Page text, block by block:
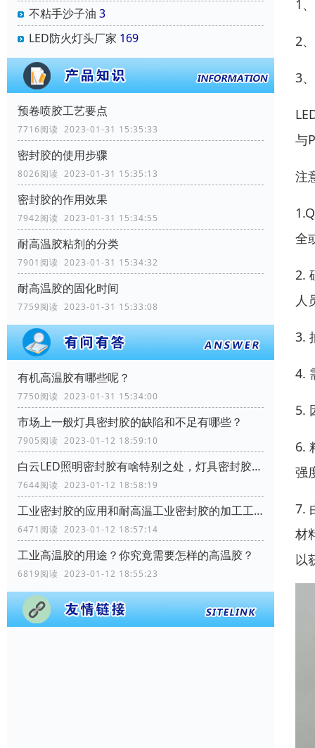
不粘手沙子油 3
LED防火灯头厂家 169
预卷喷胶工艺要点
7716阅读 2023-01-31 15:35:33
密封胶的使用步骤
8026阅读 2023-01-31 15:35:13
密封胶的作用效果
7942阅读 2023-01-31 15:34:55
耐高温胶粘剂的分类
7901阅读 2023-01-31 15:34:32
耐高温胶的固化时间
7759阅读 2023-01-31 15:33:08
有机高温胶有哪些呢？
7750阅读 2023-01-31 15:34:00
市场上一般灯具密封胶的缺陷和不足有哪些？
7905阅读 2023-01-12 18:59:10
白云LED照明密封胶有啥特别之处，灯具密封胶需要哪些性能？
7644阅读 2023-01-12 18:58:19
工业密封胶的应用和耐高温工业密封胶的加工工艺流程？
6471阅读 2023-01-12 18:57:14
工业高温胶的用途？你究竟需要怎样的高温胶？
6819阅读 2023-01-12 18:55:23
1
2
3
与
注
全
2.
人
3.
4.
5.
6.
强
7.
材
以